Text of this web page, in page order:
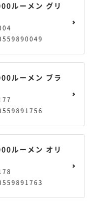
ルーメン グリ
ルーメン ブラ
ルーメン オリ